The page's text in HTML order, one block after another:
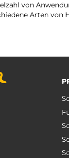
von
Arten von